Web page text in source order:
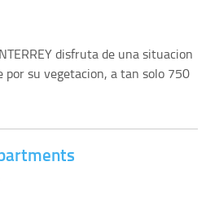
disfruta de una situacion
su vegetacion, a tan solo 750